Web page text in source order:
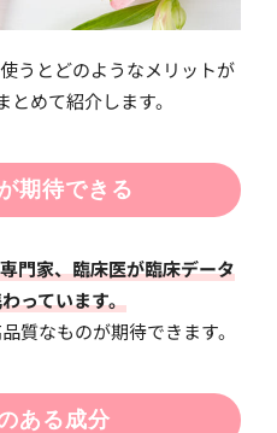
うとどのようなメリットが
めて紹介します。
期待できる
門家、臨床医が臨床データ
っています。
質なものが期待できます。
ある成分